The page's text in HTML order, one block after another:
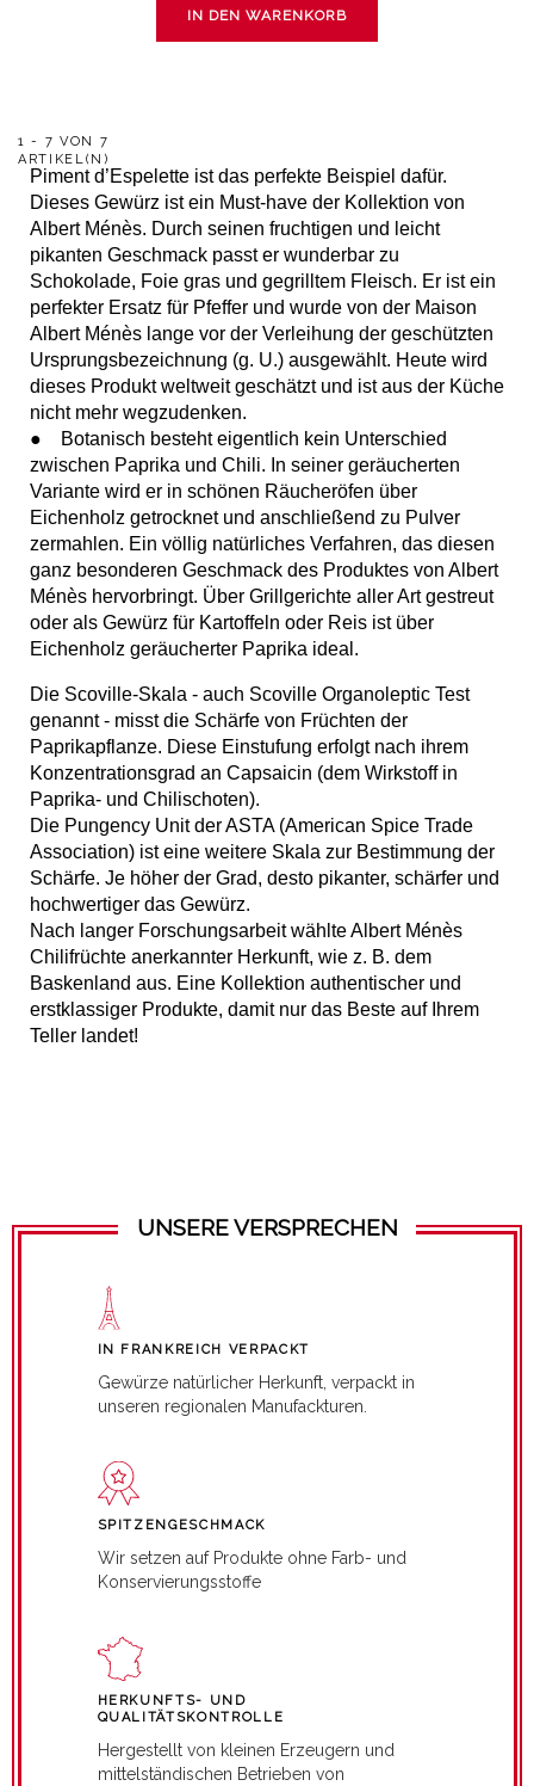
IN DEN WARENKORB
1 - 7 VON 7
ARTIKEL(N)
Piment d’Espelette ist das perfekte Beispiel dafür.
Dieses Gewürz ist ein Must-have der Kollektion von
Albert Ménès. Durch seinen fruchtigen und leicht
pikanten Geschmack passt er wunderbar zu
Schokolade, Foie gras und gegrilltem Fleisch. Er ist ein
perfekter Ersatz für Pfeffer und wurde von der Maison
Albert Ménès lange vor der Verleihung der geschützten
Ursprungsbezeichnung (g. U.) ausgewählt. Heute wird
dieses Produkt weltweit geschätzt und ist aus der Küche
nicht mehr wegzudenken.
● Botanisch besteht eigentlich kein Unterschied
zwischen Paprika und Chili. In seiner geräucherten
Variante wird er in schönen Räucheröfen über
Eichenholz getrocknet und anschließend zu Pulver
zermahlen. Ein völlig natürliches Verfahren, das diesen
ganz besonderen Geschmack des Produktes von Albert
Ménès hervorbringt. Über Grillgerichte aller Art gestreut
oder als Gewürz für Kartoffeln oder Reis ist über
Eichenholz geräucherter Paprika ideal.
Die Scoville-Skala - auch Scoville Organoleptic Test
genannt - misst die Schärfe von Früchten der
Paprikapflanze. Diese Einstufung erfolgt nach ihrem
Konzentrationsgrad an Capsaicin (dem Wirkstoff in
Paprika- und Chilischoten).
Die Pungency Unit der ASTA (American Spice Trade
Association) ist eine weitere Skala zur Bestimmung der
Schärfe. Je höher der Grad, desto pikanter, schärfer und
hochwertiger das Gewürz.
Nach langer Forschungsarbeit wählte Albert Ménès
Chilifrüchte anerkannter Herkunft, wie z. B. dem
Baskenland aus. Eine Kollektion authentischer und
erstklassiger Produkte, damit nur das Beste auf Ihrem
Teller landet!
UNSERE VERSPRECHEN
IN FRANKREICH VERPACKT
Gewürze natürlicher Herkunft, verpackt in
unseren regionalen Manufackturen.
SPITZENGESCHMACK
Wir setzen auf Produkte ohne Farb- und
Konservierungsstoffe
HERKUNFTS- UND
QUALITÄTSKONTROLLE
Hergestellt von kleinen Erzeugern und
mittelständischen Betrieben von